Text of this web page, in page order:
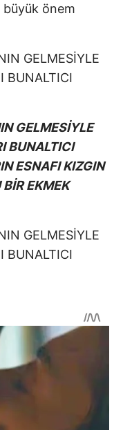
büyük önem
GELMESİYLE
BUNALTICI
ESNAFI KIZGIN
EKMEK